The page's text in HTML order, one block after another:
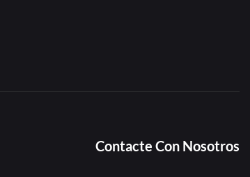
Contacte Con Nosotros